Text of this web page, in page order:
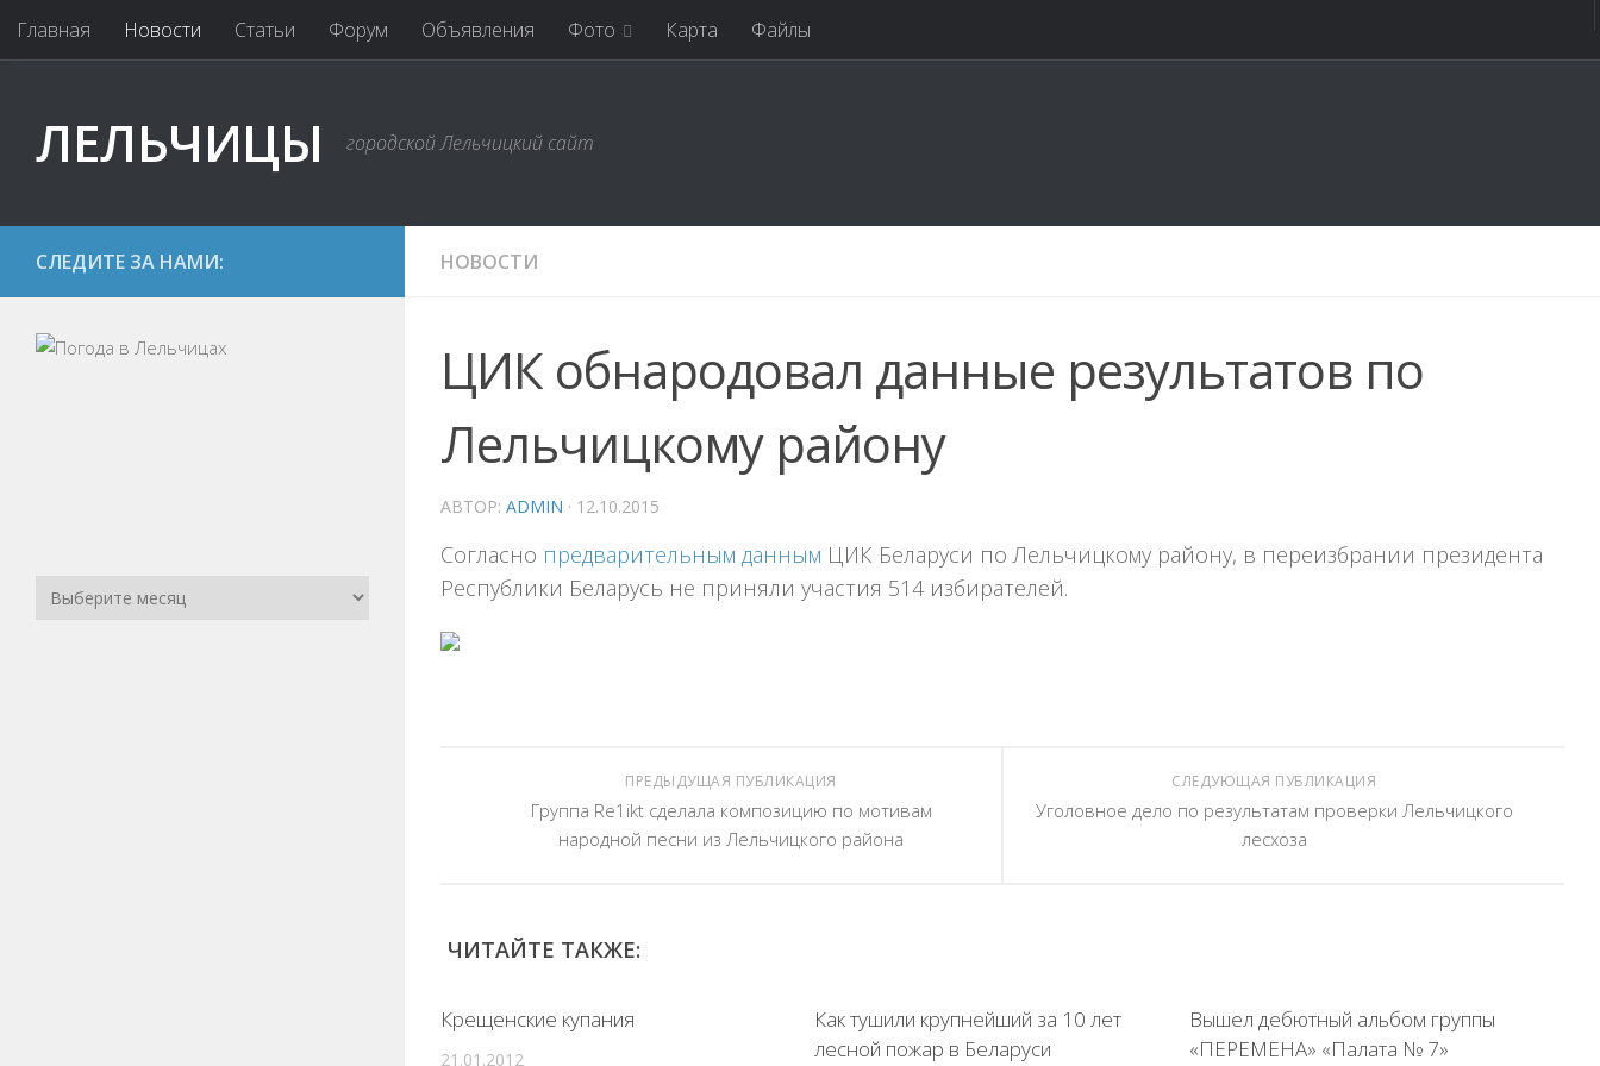
Главная Новости Статьи Форум Объявления Фото Карта Файлы
ЛЕЛЬЧИЦЫ городской Лельчицкий сайт
НОВОСТИ
ЦИК обнародовал данные результатов по
Лельчицкому району
АВТОР: ADMIN · 12.10.2015
Согласно предварительным данным ЦИК Беларуси по Лельчицкому району, в переизбрании президента
Республики Беларусь не приняли участия 514 избирателей.
СЛЕДУЮЩАЯ ПУБЛИКАЦИЯ
Уголовное дело по результатам проверки Лельчицкого
лесхоза
ПРЕДЫДУЩАЯ ПУБЛИКАЦИЯ
Группа Re1ikt сделала композицию по мотивам
народной песни из Лельчицкого района
ЧИТАЙТЕ ТАКЖЕ:
Крещенские купания
21.01.2012
Как тушили крупнейший за 10 лет
лесной пожар в Беларуси
Вышел дебютный альбом группы
«ПЕРЕМЕНА» «Палата № 7»
СЛЕДИТЕ ЗА НАМИ: